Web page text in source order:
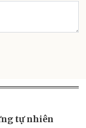
tự nhiên